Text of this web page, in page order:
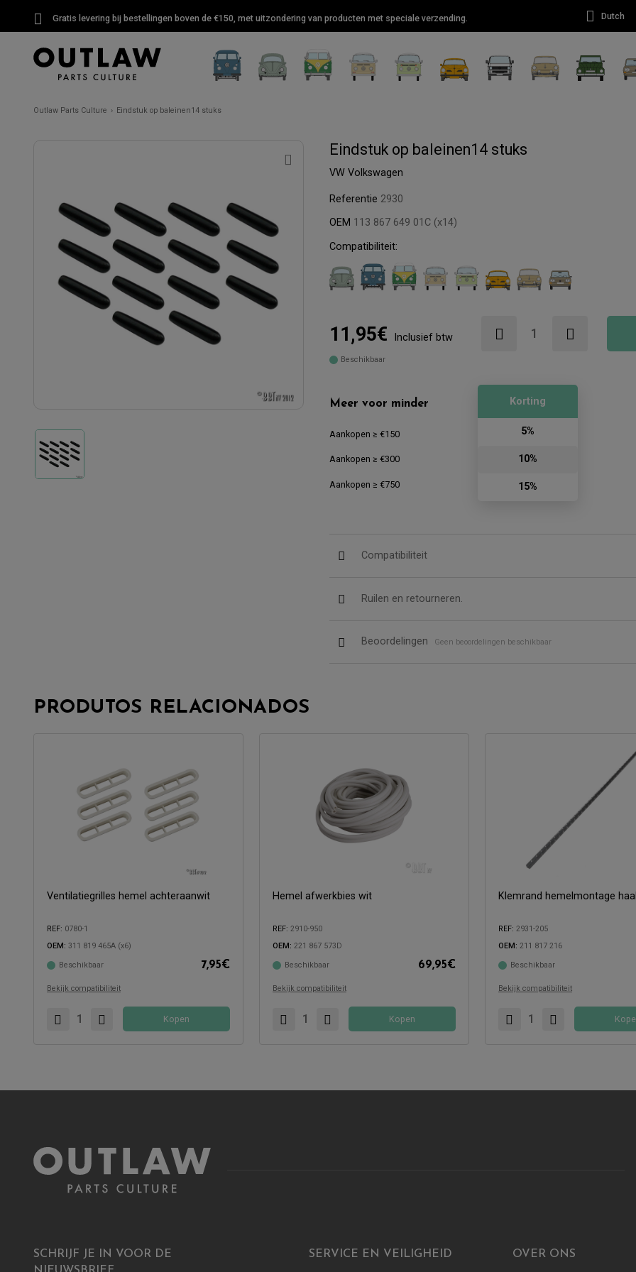
Gratis levering bij bestellingen boven de €150, met uitzondering van producten met speciale verzending. Dutch
Outlaw Parts Culture Eindstuk op baleinen14 stuks
Eindstuk op baleinen14 stuks
VW Volkswagen
Referentie 2930
OEM 113 867 649 01C (x14)
Compatibiliteit:
11,95€ Inclusief btw
Beschikbaar
Meer voor minder
Aankopen ≥ €150
Aankopen ≥ €300
Aankopen ≥ €750
Korting
5%
10%
15%
Compatibiliteit
Ruilen en retourneren.
Beoordelingen Geen beoordelingen beschikbaar
PRODUTOS RELACIONADOS
Ventilatiegrilles hemel achteraanwit
REF: 0780-1
OEM: 311 819 465A (x6)
Beschikbaar 7,95€
Bekijk compatibiliteit
Compatibel met:
Kopen
Hemel afwerkbies wit
REF: 2910-950
OEM: 221 867 573D
Beschikbaar 69,95€
Bekijk compatibiliteit
Compatibel met:
Kopen
Klemrand hemelmontage
REF: 2931-205
OEM: 211 817 216
Beschikbaar
Bekijk compatibiliteit
Compatibel met:
SCHRIJF JE IN VOOR DE
SERVICE EN VEILIGHEID OVER ONS